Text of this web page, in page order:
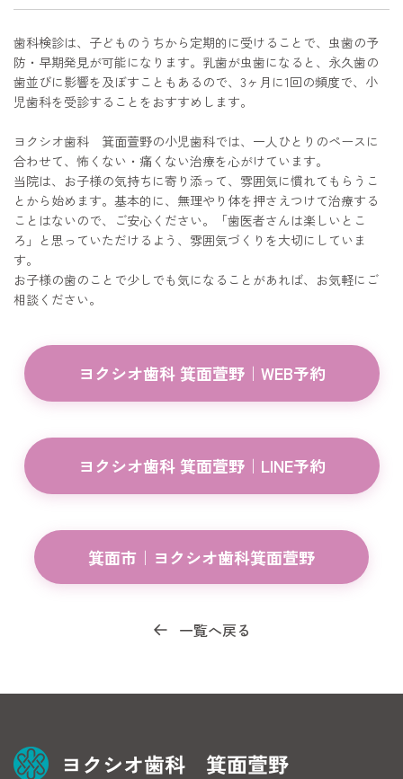
歯科検診は、子どものうちから定期的に受けることで、虫歯の予
防・早期発見が可能になります。乳歯が虫歯になると、永久歯の
歯並びに影響を及ぼすこともあるので、3ヶ月に1回の頻度で、小
児歯科を受診することをおすすめします。
ヨクシオ歯科 箕面萱野の小児歯科では、一人ひとりのペースに
合わせて、怖くない・痛くない治療を心がけています。
当院は、お子様の気持ちに寄り添って、雰囲気に慣れてもらうこ
とから始めます。基本的に、無理やり体を押さえつけて治療する
ことはないので、ご安心ください。「歯医者さんは楽しいとこ
ろ」と思っていただけるよう、雰囲気づくりを大切にしていま
す。
お子様の歯のことで少しでも気になることがあれば、お気軽にご
相談ください。
ヨクシオ歯科 箕面萱野｜WEB予約
ヨクシオ歯科 箕面萱野｜LINE予約
箕面市｜ヨクシオ歯科箕面萱野
一覧へ戻る